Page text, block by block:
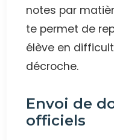
notes par
te permet de
élève en
décroche.
Envoi de
officiels